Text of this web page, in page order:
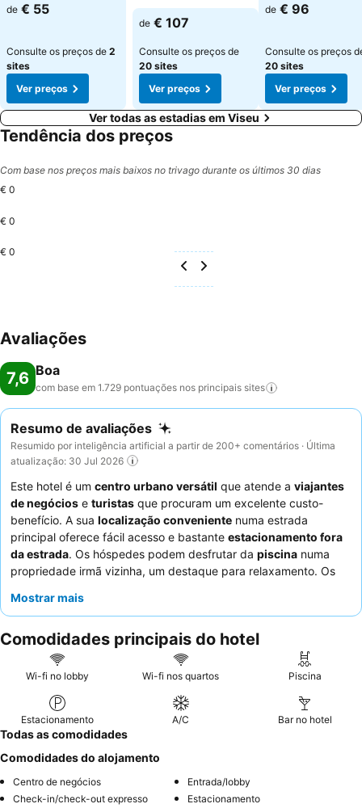
de € 55
Consulte os preços de 2
sites
Ver preços
de € 107
Consulte os preços de
20 sites
Ver preços
de € 96
Consulte os preços
20 sites
Ver preços
Ver todas as estadias em Viseu
Tendência dos preços
Com base nos preços mais baixos no trivago durante os últimos 30 dias
€ 0
€ 0
€ 0
Avaliações
7,6 Boa
com base em 1.729 pontuações nos principais sites
Resumo de avaliações
Resumido por inteligência artificial a partir de 200+ comentários · Última
atualização: 30 Jul 2026
Este hotel é um centro urbano versátil que atende a viajantes
de negócios e turistas que procuram um excelente custo-
benefício. A sua localização conveniente numa estrada
principal oferece fácil acesso e bastante estacionamento fora
da estrada. Os hóspedes podem desfrutar da piscina numa
propriedade irmã vizinha, um destaque para relaxamento. Os
simpatia e prestabilidade excecionais, complementando o
estadia mais tranquila, os hóspedes devem solicitar um quarto
virado para o jardim.
Mostrar mais
Comodidades principais do hotel
Wi-fi no lobby Wi-fi nos quartos Piscina
Estacionamento A/C Bar no hotel
Todas as comodidades
Comodidades do alojamento
Centro de negócios
Entrada/lobby
Check-in/check-out expresso
Estacionamento